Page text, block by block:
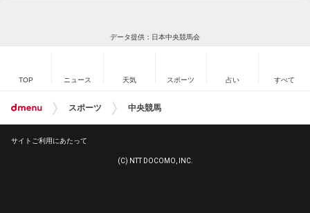
データ提供：日本中央競馬会
TOP ニュース 天気 スポーツ 占い すべて
スポーツ 中央競馬
サイトご利用にあたって
(C) NTT DOCOMO, INC.